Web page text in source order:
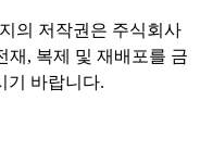
의 저작권은 주식회사
재, 복제 및 재배포를 금
기 바랍니다.